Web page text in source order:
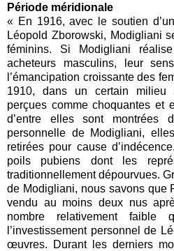
Période méridionale
« En 1916, avec le soutien
Léopold Zborowski, Modigliani
féminins. Si Modigliani
acheteurs masculins, leur
l’émancipation croissante des
1910, dans un certain milieu
perçues comme choquantes et
d’entre elles sont montrées
personnelle de Modigliani,
retirées pour cause
poils pubiens dont les
traditionnellement dépourvues.
de Modigliani, nous savons que
vendu au moins deux nus
nombre relativement
l’investissement personnel de
œuvres. Durant les derniers